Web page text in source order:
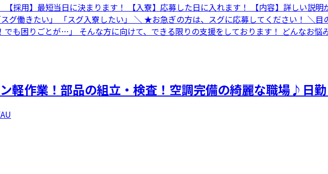
【採用】最短当日に決まります！ 【入寮】応募した日に入れます！ 【内容】詳しい説
働きたい」 「スグ入寮したい」 ＼ ★お急ぎの方は、スグに応募してください！ ＼目
でも困りごとが…」 そんな方に向けて、できる限りの支援をしております！ どんなお悩
ン軽作業！部品の組立・検査！空調完備の綺麗な職場♪日